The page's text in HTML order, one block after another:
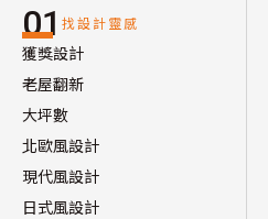
01 找設計靈感
獲獎設計
老屋翻新
大坪數
北歐風設計
現代風設計
日式風設計